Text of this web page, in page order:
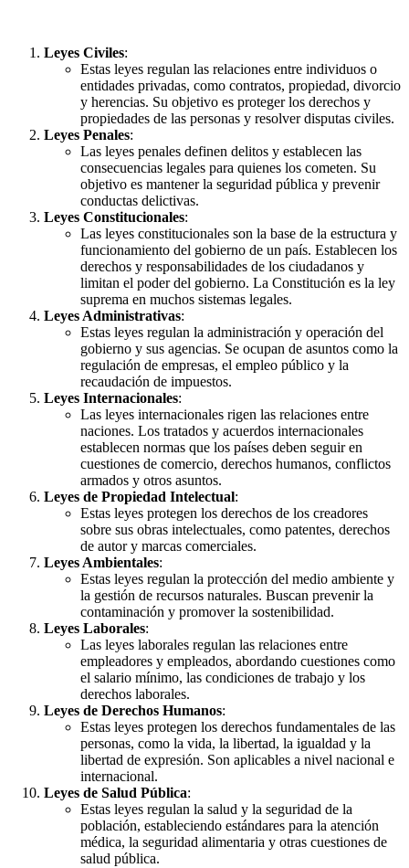
Leyes Civiles:
Estas leyes regulan las relaciones entre individuos o
entidades privadas, como contratos, propiedad, divorcio
y herencias. Su objetivo es proteger los derechos y
propiedades de las personas y resolver disputas civiles.
Leyes Penales:
Las leyes penales definen delitos y establecen las
consecuencias legales para quienes los cometen. Su
objetivo es mantener la seguridad pública y prevenir
conductas delictivas.
Leyes Constitucionales:
Las leyes constitucionales son la base de la estructura y
funcionamiento del gobierno de un país. Establecen los
derechos y responsabilidades de los ciudadanos y
limitan el poder del gobierno. La Constitución es la ley
suprema en muchos sistemas legales.
Leyes Administrativas:
Estas leyes regulan la administración y operación del
gobierno y sus agencias. Se ocupan de asuntos como la
regulación de empresas, el empleo público y la
recaudación de impuestos.
Leyes Internacionales:
Las leyes internacionales rigen las relaciones entre
naciones. Los tratados y acuerdos internacionales
establecen normas que los países deben seguir en
cuestiones de comercio, derechos humanos, conflictos
armados y otros asuntos.
Leyes de Propiedad Intelectual:
Estas leyes protegen los derechos de los creadores
sobre sus obras intelectuales, como patentes, derechos
de autor y marcas comerciales.
Leyes Ambientales:
Estas leyes regulan la protección del medio ambiente y
la gestión de recursos naturales. Buscan prevenir la
contaminación y promover la sostenibilidad.
Leyes Laborales:
Las leyes laborales regulan las relaciones entre
empleadores y empleados, abordando cuestiones como
el salario mínimo, las condiciones de trabajo y los
derechos laborales.
Leyes de Derechos Humanos:
Estas leyes protegen los derechos fundamentales de las
personas, como la vida, la libertad, la igualdad y la
libertad de expresión. Son aplicables a nivel nacional e
internacional.
Leyes de Salud Pública:
Estas leyes regulan la salud y la seguridad de la
población, estableciendo estándares para la atención
médica, la seguridad alimentaria y otras cuestiones de
salud pública.